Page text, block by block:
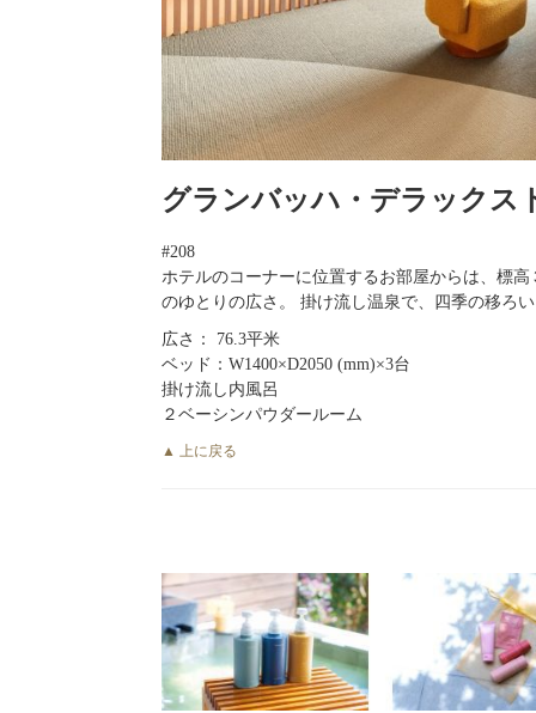
グランバッハ・デラックス
#208
ホテルのコーナーに位置するお部屋からは、標
のゆとりの広さ。 掛け流し温泉で、四季の移ろ
広さ： 76.3平米
ベッド：W1400×D2050 (mm)×3台
掛け流し内風呂
２ベーシンパウダールーム
▲ 上に戻る